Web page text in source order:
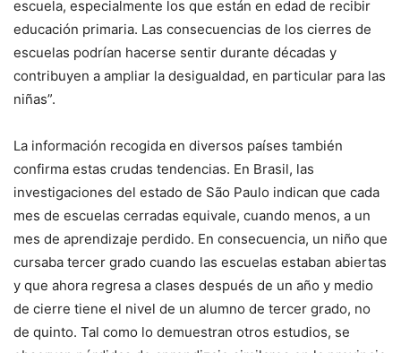
escuela, especialmente los que están en edad de recibir
educación primaria. Las consecuencias de los cierres de
escuelas podrían hacerse sentir durante décadas y
contribuyen a ampliar la desigualdad, en particular para las
niñas”.
La información recogida en diversos países también
confirma estas crudas tendencias. En Brasil, las
investigaciones del estado de São Paulo indican que cada
mes de escuelas cerradas equivale, cuando menos, a un
mes de aprendizaje perdido. En consecuencia, un niño que
cursaba tercer grado cuando las escuelas estaban abiertas
y que ahora regresa a clases después de un año y medio
de cierre tiene el nivel de un alumno de tercer grado, no
de quinto. Tal como lo demuestran otros estudios, se